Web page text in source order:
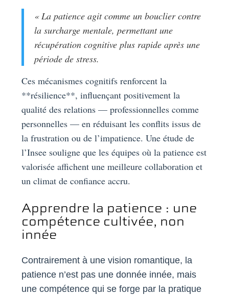
« La patience agit comme un bouclier contre
la surcharge mentale, permettant une
récupération cognitive plus rapide après une
période de stress.
Ces mécanismes cognitifs renforcent la
**résilience**, influençant positivement la
qualité des relations — professionnelles comme
personnelles — en réduisant les conflits issus de
la frustration ou de l’impatience. Une étude de
l’Insee souligne que les équipes où la patience est
valorisée affichent une meilleure collaboration et
un climat de confiance accru.
Apprendre la patience : une
compétence cultivée, non
innée
Contrairement à une vision romantique, la
patience n’est pas une donnée innée, mais
une compétence qui se forge par la pratique